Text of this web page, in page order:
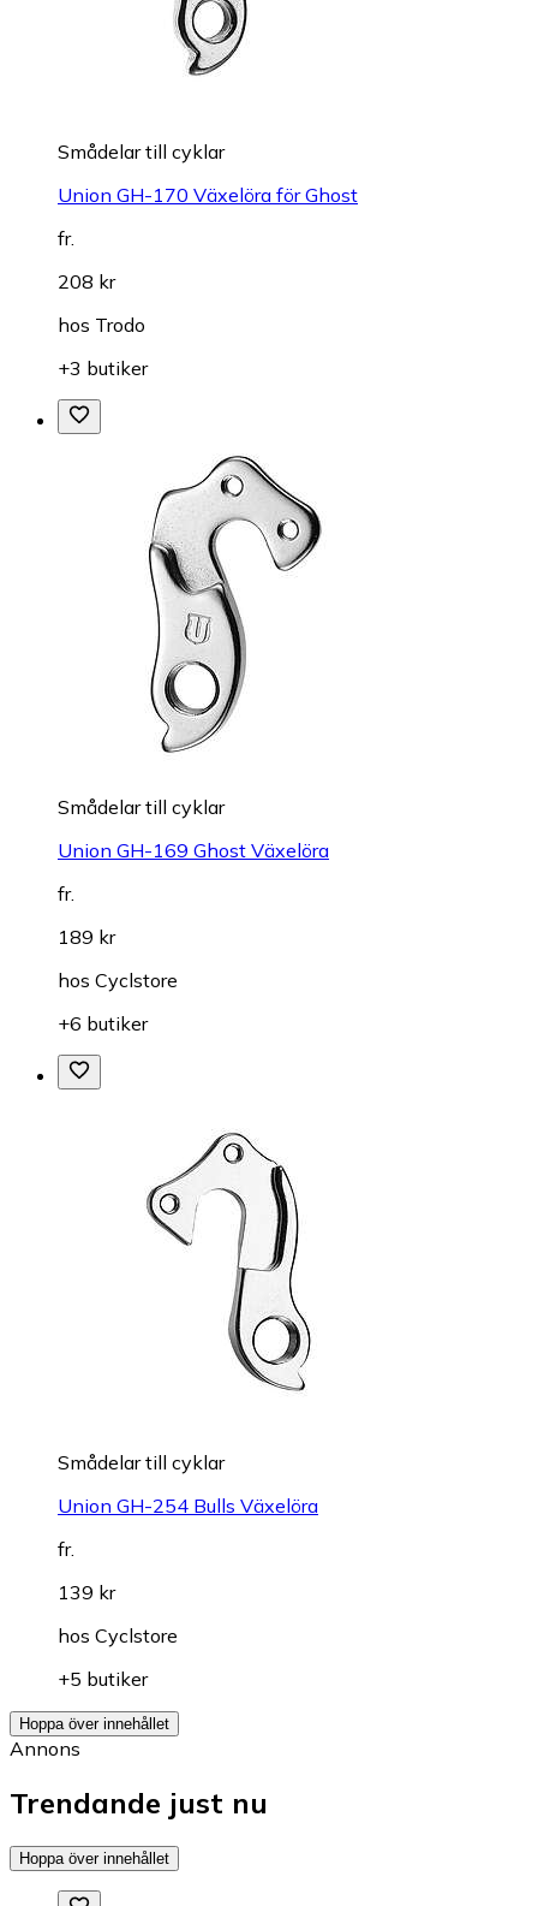
Smådelar till cyklar
Union GH-170 Växelöra för Ghost
fr.
208 kr
hos Trodo
+3 butiker
Smådelar till cyklar
Union GH-169 Ghost Växelöra
fr.
189 kr
hos Cyclstore
+6 butiker
Smådelar till cyklar
Union GH-254 Bulls Växelöra
fr.
139 kr
hos Cyclstore
+5 butiker
Hoppa över innehållet
Annons
Trendande just nu
Hoppa över innehållet